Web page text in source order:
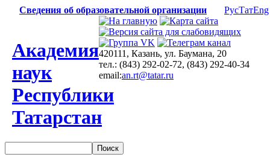
Сведения об образовательной организации РусТатEng
Академия
наук
Республики
Татарстан
420111, Казань, ул. Баумана, 20
тел.: (843) 292-02-72, (843) 292-40-34
email:an.rt@tatar.ru